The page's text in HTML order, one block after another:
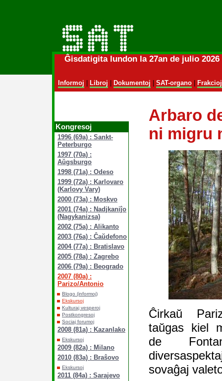
Ĝisdatigita lundon la 27an de julio
Informoj Libroj Dokumentoj SAT-organo| Frakcioj
Kongresoj
1996 (69a) : Sankt-
Peterburgo
1997 (70a) :
Aŭgsburgo
1998 (71a) : Odeso
1999 (72a) : Karlovaro
(Karlovy Vary)
2000 (73a) : Moskvo
2001 (74a) : Nadjkaniĵo
(Nagykanizsa)
2002 (75a) : Alikanto
2003 (76a) : Ĉaŭdefono
2004 (77a) : Bratislavo
2005 (78a) : Zagrebo
2006 (79a) : Beogrado
2007 (80a) :
Parizo/Antonio
Blogo (informoj)
Ekskursoj
Kulturaj vesperoj
Postkongresoj
Sociaj forumoj
2008 (81a) : Kazanlako
Ekskursoj
2009 (82a) : Milano
2010 (83a) : Braŝovo
Ekskursoj
2011 (84a) : Sarajevo
Arbaro
ni migru
Ĉirkaŭ
taŭgas kiel
de
sovaĝaj